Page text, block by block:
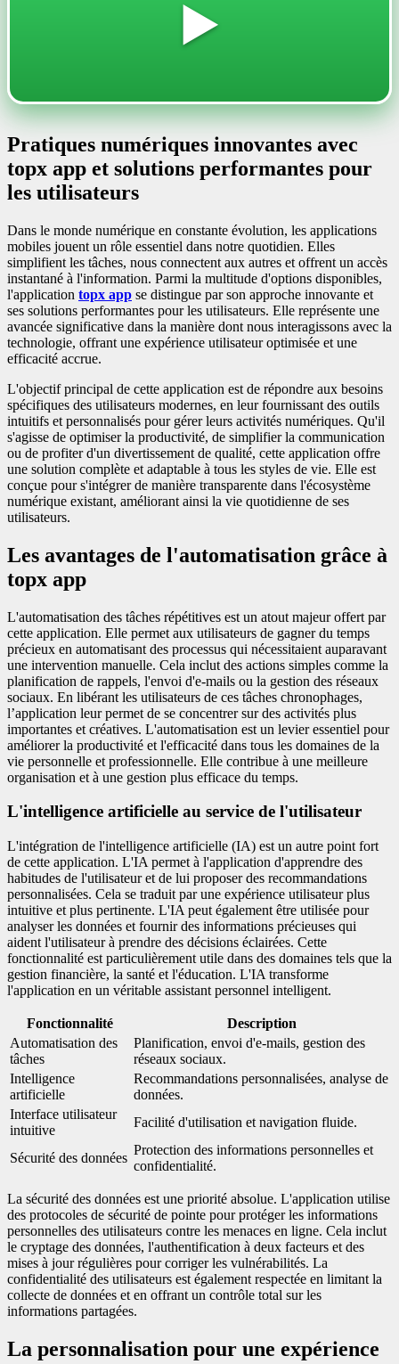
▶️
Pratiques numériques innovantes avec
topx app et solutions performantes pour
les utilisateurs
Dans le monde numérique en constante évolution, les applications
mobiles jouent un rôle essentiel dans notre quotidien. Elles
simplifient les tâches, nous connectent aux autres et offrent un accès
instantané à l'information. Parmi la multitude d'options disponibles,
l'application topx app se distingue par son approche innovante et
ses solutions performantes pour les utilisateurs. Elle représente une
avancée significative dans la manière dont nous interagissons avec la
technologie, offrant une expérience utilisateur optimisée et une
efficacité accrue.
L'objectif principal de cette application est de répondre aux besoins
spécifiques des utilisateurs modernes, en leur fournissant des outils
intuitifs et personnalisés pour gérer leurs activités numériques. Qu'il
s'agisse de optimiser la productivité, de simplifier la communication
ou de profiter d'un divertissement de qualité, cette application offre
une solution complète et adaptable à tous les styles de vie. Elle est
conçue pour s'intégrer de manière transparente dans l'écosystème
numérique existant, améliorant ainsi la vie quotidienne de ses
utilisateurs.
Les avantages de l'automatisation grâce à
topx app
L'automatisation des tâches répétitives est un atout majeur offert par
cette application. Elle permet aux utilisateurs de gagner du temps
précieux en automatisant des processus qui nécessitaient auparavant
une intervention manuelle. Cela inclut des actions simples comme la
planification de rappels, l'envoi d'e-mails ou la gestion des réseaux
sociaux. En libérant les utilisateurs de ces tâches chronophages,
l’application leur permet de se concentrer sur des activités plus
importantes et créatives. L'automatisation est un levier essentiel pour
améliorer la productivité et l'efficacité dans tous les domaines de la
vie personnelle et professionnelle. Elle contribue à une meilleure
organisation et à une gestion plus efficace du temps.
L'intelligence artificielle au service de l'utilisateur
L'intégration de l'intelligence artificielle (IA) est un autre point fort
de cette application. L'IA permet à l'application d'apprendre des
habitudes de l'utilisateur et de lui proposer des recommandations
personnalisées. Cela se traduit par une expérience utilisateur plus
intuitive et plus pertinente. L'IA peut également être utilisée pour
analyser les données et fournir des informations précieuses qui
aident l'utilisateur à prendre des décisions éclairées. Cette
fonctionnalité est particulièrement utile dans des domaines tels que la
gestion financière, la santé et l'éducation. L'IA transforme
l'application en un véritable assistant personnel intelligent.
Fonctionnalité
Description
Automatisation des
tâches
Planification, envoi d'e-mails, gestion des
réseaux sociaux.
Intelligence
artificielle
Recommandations personnalisées, analyse de
données.
Interface utilisateur
intuitive
Facilité d'utilisation et navigation fluide.
Sécurité des données
Protection des informations personnelles et
confidentialité.
La sécurité des données est une priorité absolue. L'application utilise
des protocoles de sécurité de pointe pour protéger les informations
personnelles des utilisateurs contre les menaces en ligne. Cela inclut
le cryptage des données, l'authentification à deux facteurs et des
mises à jour régulières pour corriger les vulnérabilités. La
confidentialité des utilisateurs est également respectée en limitant la
collecte de données et en offrant un contrôle total sur les
informations partagées.
La personnalisation pour une expérience